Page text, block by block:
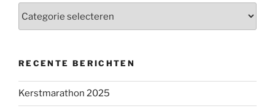
RECENTE BERICHTEN
Kerstmarathon 2025